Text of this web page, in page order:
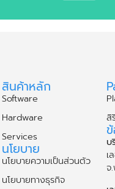
สินค้าหลัก
Software
Hardware
Services
นโยบาย
นโยบายความเป็นส่วนตัว
นโยบายทางธุรกิจ
สิ
บ
เ
จ